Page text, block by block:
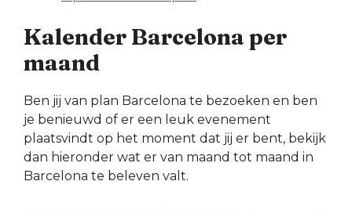
Kalender Barcelona per
maand
Ben jij van plan Barcelona te bezoeken en ben
je benieuwd of er een leuk evenement
plaatsvindt op het moment dat jij er bent, bekijk
dan hieronder wat er van maand tot maand in
Barcelona te beleven valt.